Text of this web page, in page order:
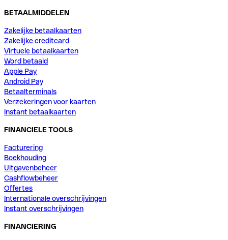
BETAALMIDDELEN
Zakelijke betaalkaarten
Zakelijke creditcard
Virtuele betaalkaarten
Word betaald
Apple Pay
Android Pay
Betaalterminals
Verzekeringen voor kaarten
Instant betaalkaarten
FINANCIELE TOOLS
Facturering
Boekhouding
Uitgavenbeheer
Cashflowbeheer
Offertes
Internationale overschrijvingen
Instant overschrijvingen
FINANCIERING